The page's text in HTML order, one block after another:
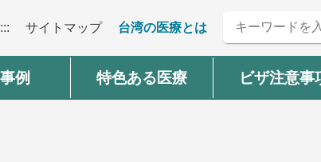
::: サイトマップ 台湾の医療とは
例 特色ある医療 ビザ注意事